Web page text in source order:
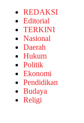
REDAKSI
Editorial
TERKINI
Nasional
Daerah
Hukum
Politik
Ekonomi
Pendidikan
Budaya
Religi